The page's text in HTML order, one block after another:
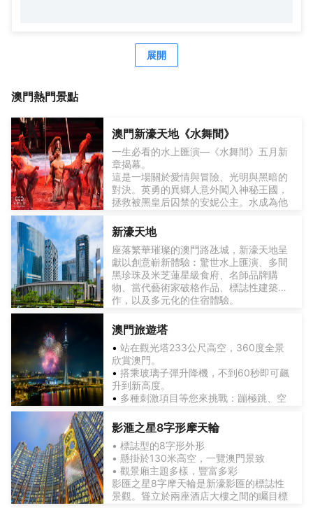
展開
澳門熱門景點
澳門新濠天地《水舞間》
一生必看的水上匯演—《水舞間》五月新
章揭幕。
這是一場關於愛情與冒險、光明與黑暗的
對決。英勇的異鄉人意外闖入神秘王國，
拯救被黑皇后囚禁的安妮公主。水成為他
奇跡。
重新構思的《水舞間》是由佩帕里尼工作
室（Peparini Studios）藝術總監朱利亞
諾‧佩帕里尼先生（Mr. Giullano
Peparini）親自操刀，並與Our Legacy
Creations團隊共同製作而成。《水舞間》
融合高空雜技、戲劇化敘事與最先進的水
特效科技。以引人入勝的視覺奇觀與澎湃
場前所未有的史詩級水上探險。
水舞傳奇回歸，盡在新濠天地。
新濠天地
座落繁華璀璨的澳門路氹城，新濠天地呈
獻以創意嶄新體驗︰驚世水上匯演、多間
黑珍珠及米芝蓮星級食府、名師品牌購
物、當代藝術家破格作品、標誌性建築巨
作，以及多元化的住宿體驗。
娛樂選擇，務求讓所有賓客也能盡情享
樂。精彩的娛樂項目包括壯觀的水上匯演
「水舞間」，將新濠天地打造為精彩無限
的娛樂世界。
豪華住宿：度假勝地矚目之處正是一眾特
色酒店，包括由已故建築大師劄哈‧哈蒂女
爵士操刀設計的全球首座自由形態外骨骼
店及水療大獎的「頤居」；躍變升級中的
迎尚酒店，以及譽滿全球的澳門君悅酒
店，每一家都至臻完美，細節一絲不苟，
無與倫比。
美食佳餚：新濠天地為您提供一系列食
府、咖啡廳及多個輕鬆休閒的酒吧及酒
澳門旅遊塔
• 站在觀光塔233公尺高空，360度全景
欣賞澳門。
• 搭乘玻璃子彈升降機，不到60秒即可飆
升到新高度。
• 多種刺激項目等您來挑戰：蹦極跳、空
影滙之星8字形摩天輪
• 標誌型的8字形外形
• 懸掛於130米高空，一覽澳門景致
• 觀景廂主題多樣，豐富多彩
影匯之星8字摩天輪是新濠影匯的標誌性
景觀。聳立於兩座酒店大樓之間的矚目標